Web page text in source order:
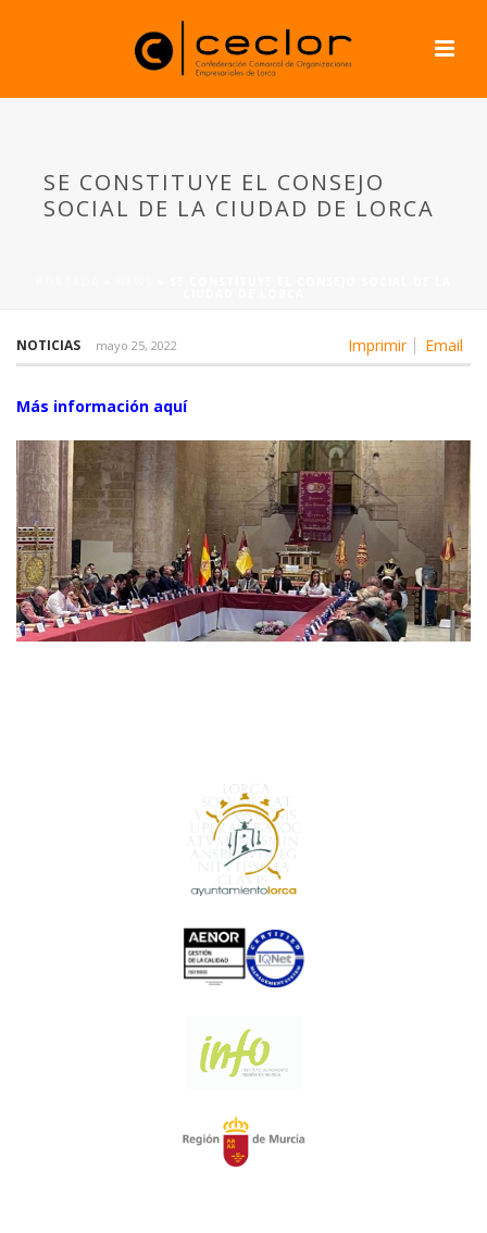
SE CONSTITUYE EL CONSEJO
SOCIAL DE LA CIUDAD DE LORCA
Imprimir Email
NOTICIAS mayo 25, 2022
Más información aquí